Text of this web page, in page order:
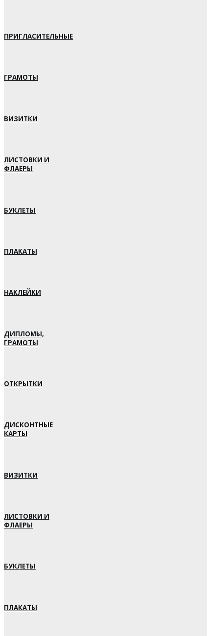
ПРИГЛАСИТЕЛЬНЫЕ
ГРАМОТЫ
ВИЗИТКИ
ЛИСТОВКИ И
ФЛАЕРЫ
БУКЛЕТЫ
ПЛАКАТЫ
НАКЛЕЙКИ
ДИПЛОМЫ,
ГРАМОТЫ
ОТКРЫТКИ
ДИСКОНТНЫЕ
КАРТЫ
ВИЗИТКИ
ЛИСТОВКИ И
ФЛАЕРЫ
БУКЛЕТЫ
ПЛАКАТЫ